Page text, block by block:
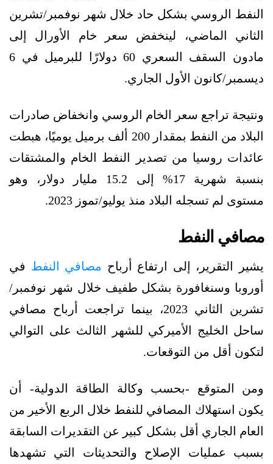
النفط الروسي بشكل حاد خلال شهر نوفمبر/تشرين
الثاني الماضي، لينخفض سعر خام الأورال إلى
مادون السقف السعري 60 دولارًا للبرميل في 6
ديسمبر/كانون الأول الجاري.
ونتيجة تراجع سعر الخام الروسي وانخفاض صادرات
البلاد من النفط بمقدار 200 ألف برميل يوميًا، هبطت
عائدات روسيا من تصدير النفط الخام والمشتقات
بنسبة شهرية 17% إلى 15.2 مليار دولار، وهو
مستوى لم تسجله البلاد منذ يوليو/تموز 2023.
مصافي النفط
يشير التقرير، إلى ارتفاع أرباح مصافي النفط في
أوروبا وسنغافورة بشكل طفيف خلال شهر نوفمبر/
تشرين الثاني 2023، بينما تراجعت أرباح مصافي
ساحل الخليج الأميركي للشهر الثالث على التوالي
لتكون أقل من التوقعات.
ومن المتوقع -بحسب وكالة الطاقة الدولية- أن
يكون استهلاك المصافي للنفط خلال الربع الأخير من
العام الجاري أقل بشكل كبير عن التقديرات السابقة
بسبب عمليات الإصلاح والتحديثات التي تشهدها